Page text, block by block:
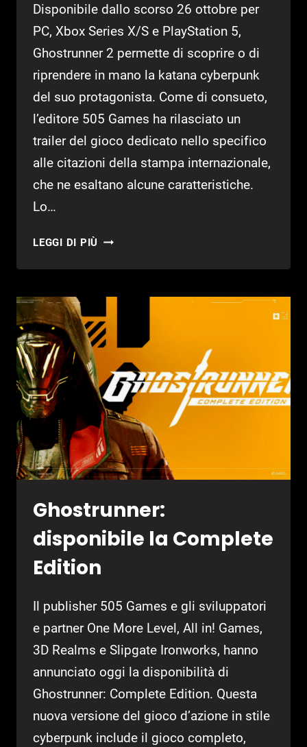
Disponibile dallo scorso 26 ottobre per
PC, Xbox Series X/S e PlayStation 5,
Ghostrunner 2 permette di scoprire o di
riprendere in mano la katana cyberpunk
del suo protagonista. Come di consueto,
l’editore 505 Games ha rilasciato un
trailer del gioco dedicato nello specifico
alle citazioni della stampa internazionale,
che ne esaltano alcune caratteristiche.
Lo…
LEGGI DI PIÙ GHOSTRUNNER
NE
CELEBRA
SUCCESSO
CON
I
COMMENTI
DELLA
STAMPA
Ghostrunner:
disponibile la Complete
Edition
Il publisher 505 Games e gli sviluppatori
e partner One More Level, All in! Games,
3D Realms e Slipgate Ironworks, hanno
annunciato oggi la disponibilità di
Ghostrunner: Complete Edition. Questa
nuova versione del gioco d’azione in stile
cyberpunk include il gioco completo,